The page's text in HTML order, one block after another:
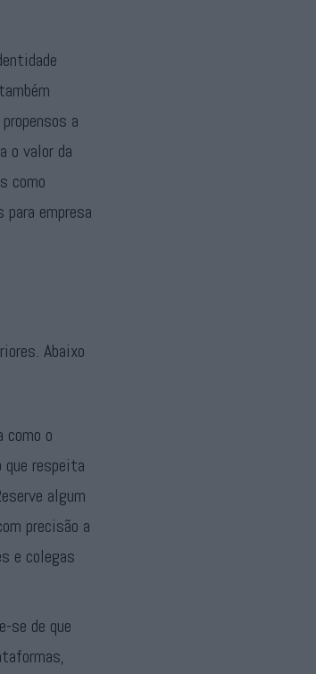
a
o valor da
como
empresa
Abaixo
como o
que respeita
algum
precisão a
e colegas
se de que